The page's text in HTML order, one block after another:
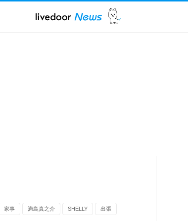
家事 満島真之介 SHELLY 出張